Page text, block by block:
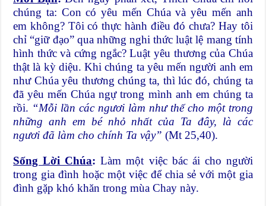
chúng ta: Con có yêu mến Chúa và yêu mến anh
em không? Tôi có thực hành điều đó chưa? Hay tôi
chỉ “giữ đạo” qua những nghi thức luật lệ mang tính
hình thức và cứng ngắc? Luật yêu thương của Chúa
thật là kỳ diệu. Khi chúng ta yêu mến người anh em
như Chúa yêu thương chúng ta, thì lúc đó, chúng ta
đã yêu mến Chúa ngự trong mình anh em chúng ta
rồi. “Mỗi lần các ngươi làm như thế cho một trong
những anh em bé nhỏ nhất của Ta đây, là các
ngươi đã làm cho chính Ta vậy” (Mt 25,40).
Sống Lời Chúa: Làm một việc bác ái cho người
trong gia đình hoặc một việc để chia sẻ với một gia
đình gặp khó khăn trong mùa Chay này.